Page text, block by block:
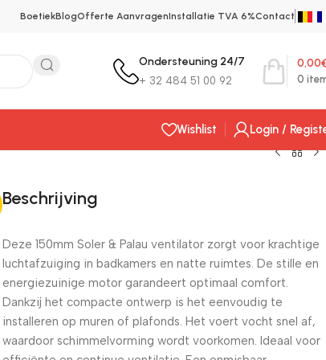
BoetiekBlogOfferte AanvragenInstallatie TVA 6%Contact
Ondersteuning 24/7
+ 32 484 51 00 92 0
0,00
Wishlist
Login /
Beschrijving
Deze 150mm Soler & Palau ventilator zorgt voor krachtige
luchtafzuiging in badkamers en natte ruimtes. De stille en
energiezuinige motor garandeert optimaal comfort.
Dankzij het compacte ontwerp is het eenvoudig te
installeren op muren of plafonds. Het voert vocht snel af,
waardoor schimmelvorming wordt voorkomen. Ideaal voor